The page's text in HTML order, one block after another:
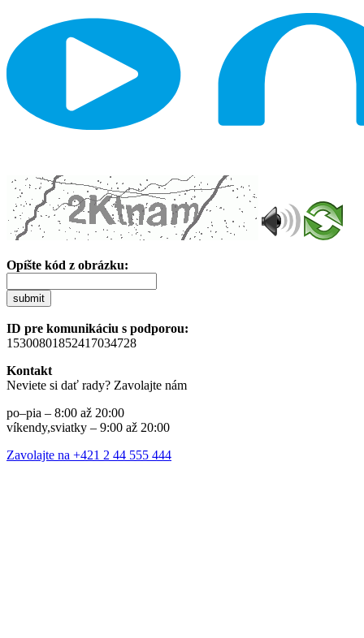
Opíšte kód z obrázku:
submit
ID pre komunikáciu s podporou:
15300801852417034728
Kontakt
Neviete si dať rady? Zavolajte nám
po–pia – 8:00 až 20:00
víkendy,sviatky – 9:00 až 20:00
Zavolajte na +421 2 44 555 444